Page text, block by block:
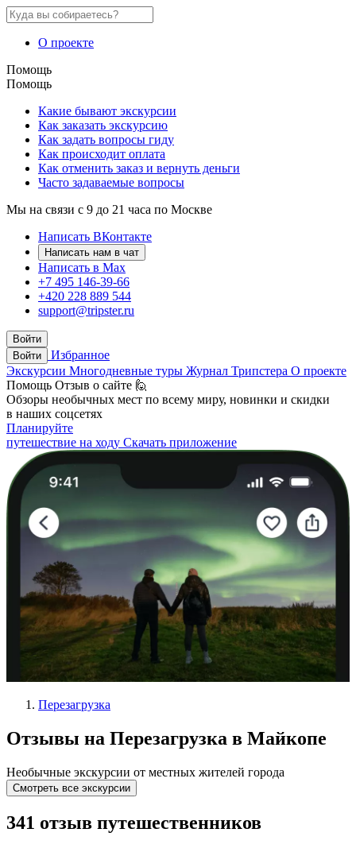
О проекте
Помощь
Помощь
Какие бывают экскурсии
Как заказать экскурсию
Как задать вопросы гиду
Как происходит оплата
Как отменить заказ и вернуть деньги
Часто задаваемые вопросы
Мы на связи с 9 до 21 часа по Москве
Написать ВКонтакте
Написать нам в чат
Написать в Max
+7 495 146-39-66
+420 228 889 544
support@tripster.ru
Войти
Войти
Избранное
Экскурсии Многодневные туры Журнал Трипстера О проекте
Помощь Отзыв о сайте 🙋
Обзоры необычных мест по всему миру, новинки и скидки
в наших соцсетях
Планируйте
путешествие на ходу Скачать приложение
Перезагрузка
Отзывы на Перезагрузка в Майкопе
Необычные экскурсии от местных жителей города
Смотреть все экскурсии
341 отзыв путешественников